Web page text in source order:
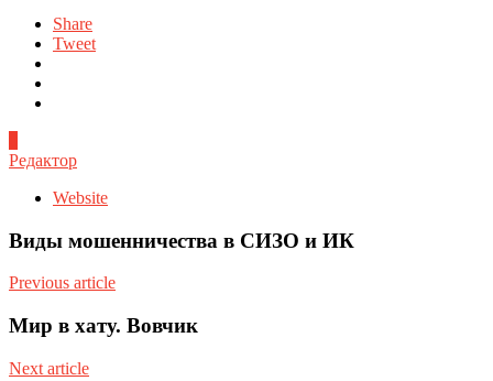
Share
Tweet
Редактор
Website
Виды мошенничества в СИЗО и ИК
Previous article
Мир в хату. Вовчик
Next article